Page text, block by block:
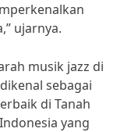
ujarnya.
musik jazz di
sebagai
di Tanah
yang